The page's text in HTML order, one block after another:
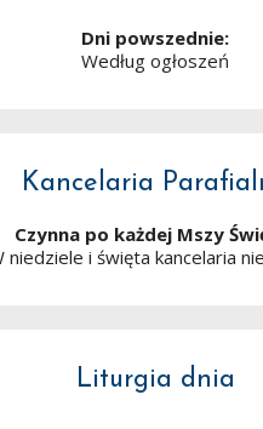
Dni powszednie:
Według ogłoszeń
Kancelaria
Czynna po każdej Mszy
niedziele i święta kancelaria
Liturgia dnia